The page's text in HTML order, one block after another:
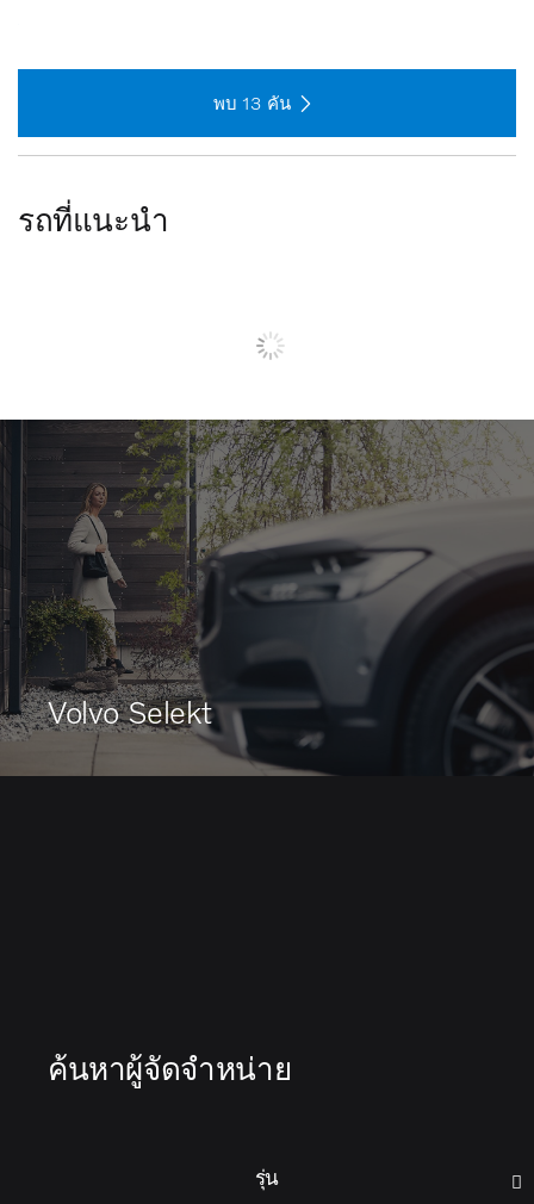
พบ 13 คัน
รถที่แนะนำ
Volvo Selekt
ค้นหาผู้จัดจำหน่าย
รุ่น